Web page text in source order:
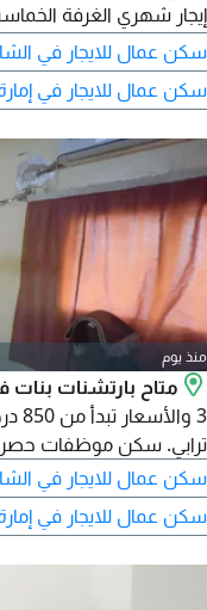
منزليه تنظف البيت كل
جدا وهادي عرب فقط
سكن عمال للايجار في
سكن عمال للايجار في
منذ يوم
متاح بارتشنات
3
ترابي. سكن موظفات
سكن عمال للايجار في
سكن عمال للايجار في